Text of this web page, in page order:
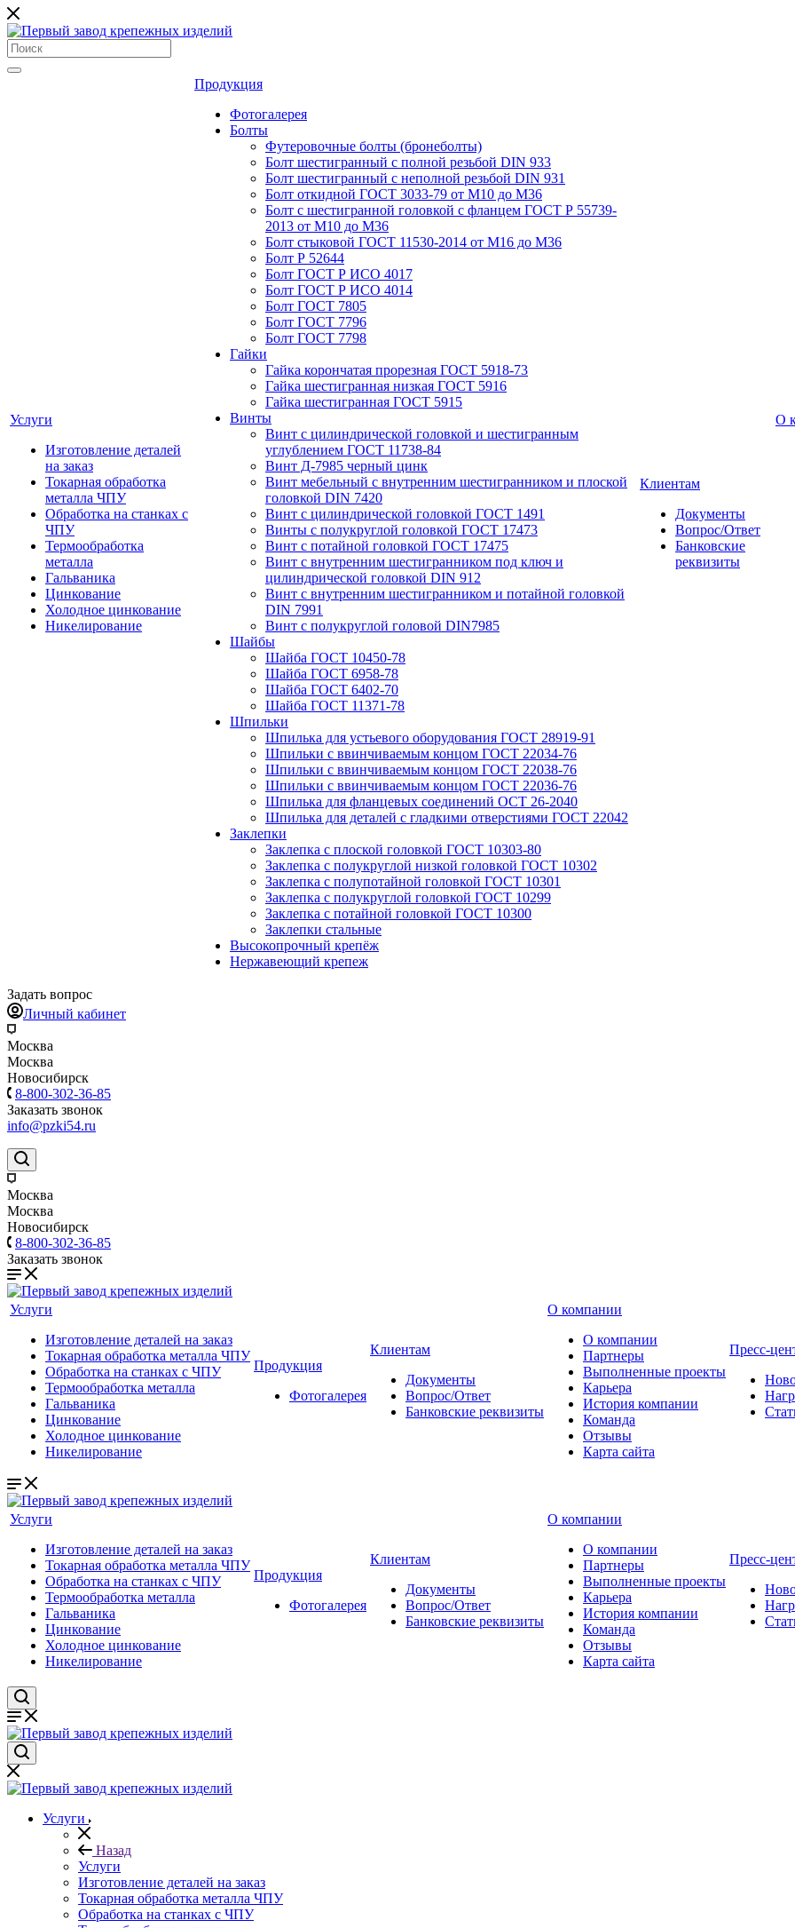
Услуги
Изготовление деталей
на заказ
Токарная обработка
металла ЧПУ
Обработка на станках с
ЧПУ
Термообработка
металла
Гальваника
Цинкование
Холодное цинкование
Никелирование
Продукция
Фотогалерея
Болты
Футеровочные болты (бронеболты)
Болт шестигранный с полной резьбой DIN 933
Болт шестигранный с неполной резьбой DIN 931
Болт откидной ГОСТ 3033-79 от М10 до М36
Болт с шестигранной головкой с фланцем ГОСТ Р 55739-
2013 от М10 до М36
Болт стыковой ГОСТ 11530-2014 от М16 до М36
Болт Р 52644
Болт ГОСТ Р ИСО 4017
Болт ГОСТ Р ИСО 4014
Болт ГОСТ 7805
Болт ГОСТ 7796
Болт ГОСТ 7798
Гайки
Гайка корончатая прорезная ГОСТ 5918-73
Гайка шестигранная низкая ГОСТ 5916
Гайка шестигранная ГОСТ 5915
Винты
Винт с цилиндрической головкой и шестигранным
углублением ГОСТ 11738-84
Винт Д-7985 черный цинк
Винт мебельный с внутренним шестигранником и плоской
головкой DIN 7420
Винт с цилиндрической головкой ГОСТ 1491
Винты с полукруглой головкой ГОСТ 17473
Винт с потайной головкой ГОСТ 17475
Винт с внутренним шестигранником под ключ и
цилиндрической головкой DIN 912
Винт с внутренним шестигранником и потайной головкой
DIN 7991
Винт с полукруглой головой DIN7985
Шайбы
Шайба ГОСТ 10450-78
Шайба ГОСТ 6958-78
Шайба ГОСТ 6402-70
Шайба ГОСТ 11371-78
Шпильки
Шпилька для устьевого оборудования ГОСТ 28919-91
Шпильки с ввинчиваемым концом ГОСТ 22034-76
Шпильки с ввинчиваемым концом ГОСТ 22038-76
Шпильки с ввинчиваемым концом ГОСТ 22036-76
Шпилька для фланцевых соединений ОСТ 26-2040
Шпилька для деталей с гладкими отверстиями ГОСТ 22042
Заклепки
Заклепка с плоской головкой ГОСТ 10303-80
Заклепка с полукруглой низкой головкой ГОСТ 10302
Заклепка с полупотайной головкой ГОСТ 10301
Заклепка с полукруглой головкой ГОСТ 10299
Заклепка с потайной головкой ГОСТ 10300
Заклепки стальные
Высокопрочный крепёж
Нержавеющий крепеж
Клиентам
Документы
Вопрос/Ответ
Банковские
реквизиты
О
Задать вопрос
Личный кабинет
Москва
Москва
Новосибирск
8-800-302-36-85
Заказать звонок
info@pzki54.ru
Москва
Москва
Новосибирск
8-800-302-36-85
Заказать звонок
Услуги
Изготовление деталей на заказ
Токарная обработка металла ЧПУ
Обработка на станках с ЧПУ
Термообработка металла
Гальваника
Цинкование
Холодное цинкование
Никелирование
Продукция
Фотогалерея
Клиентам
Документы
Вопрос/Ответ
Банковские реквизиты
О компании
О компании
Партнеры
Выполненные проекты
Карьера
История компании
Команда
Отзывы
Карта сайта
Пресс-
Услуги
Изготовление деталей на заказ
Токарная обработка металла ЧПУ
Обработка на станках с ЧПУ
Термообработка металла
Гальваника
Цинкование
Холодное цинкование
Никелирование
Продукция
Фотогалерея
Клиентам
Документы
Вопрос/Ответ
Банковские реквизиты
О компании
О компании
Партнеры
Выполненные проекты
Карьера
История компании
Команда
Отзывы
Карта сайта
Пресс-
Услуги
Назад
Услуги
Изготовление деталей на заказ
Токарная обработка металла ЧПУ
Обработка на станках с ЧПУ